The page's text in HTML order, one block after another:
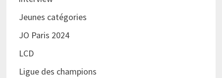
Jeunes catégories
JO Paris 2024
LCD
Ligue des champions